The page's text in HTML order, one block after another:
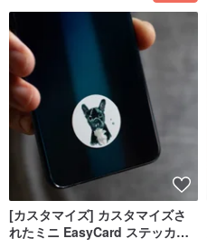
[カスタマイズ] カスタマイズさ
れたミニ EasyCard ステッカ